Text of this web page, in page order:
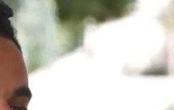
στον ψηφιακό Κοινωνικό Δαρβινισμό
βάζει τα χέρια της και βγάζει τα μάτια της